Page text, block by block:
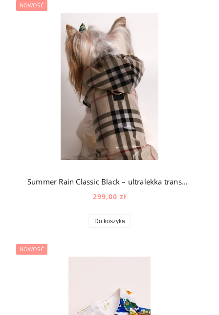
Summer Rain Classic Black – ultralekka transparentna kurtka przeciwdeszczowa dla psa w kratę
299,00 zł
Do koszyka
NOWOŚĆ
NOWOŚĆ